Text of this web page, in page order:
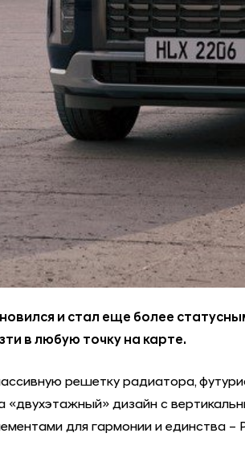
и стал еще более
в любую точку на карте.
решетку радиатора,
«двухэтажный» дизайн с
для гармонии и единства –